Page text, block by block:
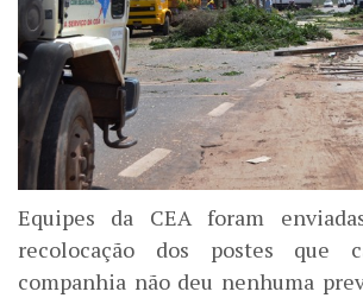
Equipes da CEA foram
recolocação dos postes que
companhia não deu nenhuma